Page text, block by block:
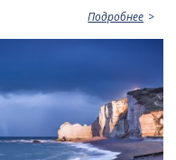
Подробнее